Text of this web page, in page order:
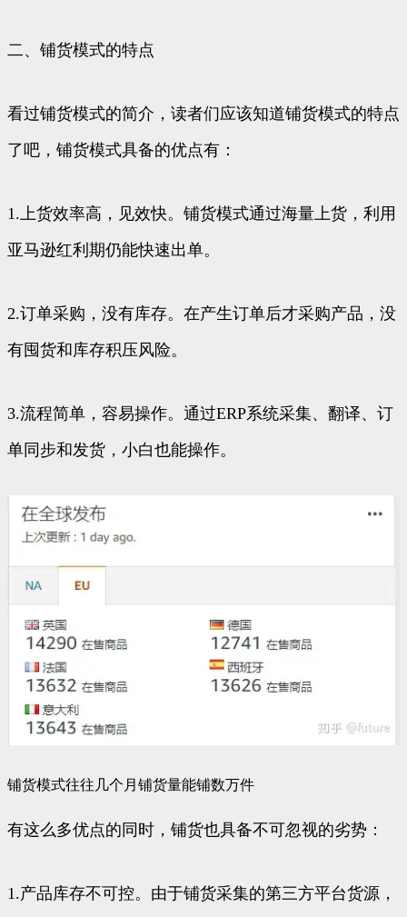
二、铺货模式的特点
看过铺货模式的简介，读者们应该知道铺货模式的特点
了吧，铺货模式具备的优点有：
1.上货效率高，见效快。铺货模式通过海量上货，利用
亚马逊红利期仍能快速出单。
2.订单采购，没有库存。在产生订单后才采购产品，没
有囤货和库存积压风险。
3.流程简单，容易操作。通过ERP系统采集、翻译、订
单同步和发货，小白也能操作。
铺货模式往往几个月铺货量能铺数万件
有这么多优点的同时，铺货也具备不可忽视的劣势：
1.产品库存不可控。由于铺货采集的第三方平台货源，